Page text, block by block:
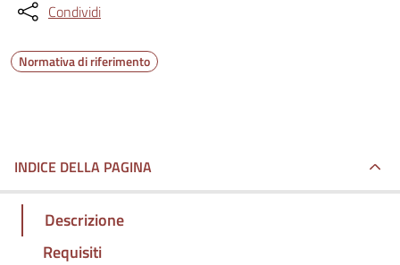
Condividi
Normativa di riferimento
INDICE DELLA PAGINA
Descrizione
Requisiti